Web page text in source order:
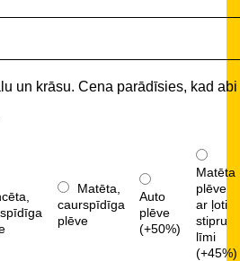
un krāsu. Cena parādīsies, kad abi
Matēta,
caurspīdīga
plēve
Auto
plēve
(+50%)
Matēta
plēve
ar ļoti
stipru
līmi
(+45%)